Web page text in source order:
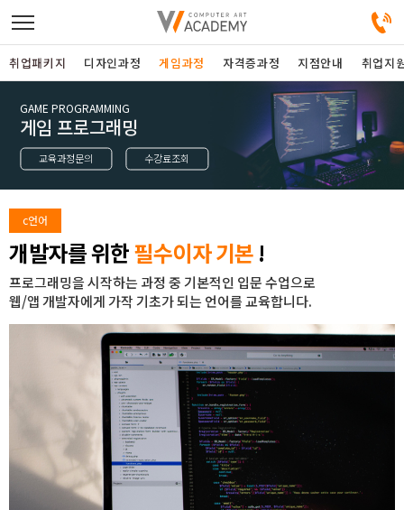
디자인정규과정
디자인단과과정
게임과정
자격증과정
커뮤니티
취업지원센터
고객상담센터
취업패키지 디자인과정 게임과정 자격증과정 지점안내 취업지
GAME PROGRAMMING
게임 프로그래밍
교육과정문의 수강료조회
c언어
개발자를 위한필수이자 기본 !
프로그래밍을 시작하는 과정 중 기본적인 입문 수업으로
웹/앱 개발자에게 가작 기초가 되는 언어를 교육합니다.